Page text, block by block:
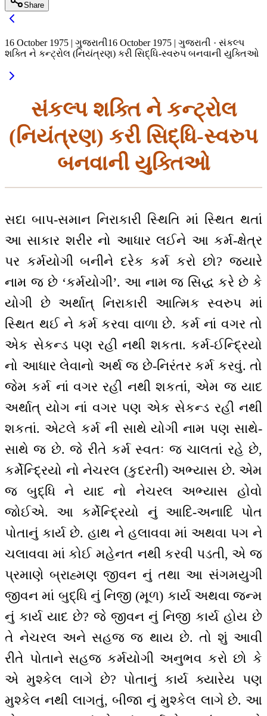
Share
16 October 1975 | ગુજરાતી16 October 1975 | ગુજરાતી · સંકલ્પ
શક્તિ ને કન્ટ્રોલ (નિયંત્રણ) કરી સિદ્ધિ-સ્વરુપ બનવાની યુક્તિઓ
સંકલ્પ શક્તિ ને કન્ટ્રોલ
(નિયંત્રણ) કરી સિદ્ધિ-સ્વરુપ
બનવાની યુક્તિઓ
સદા બાપ-સમાન નિરાકારી સ્થિતિ માં સ્થિત થતાં
આ સાકાર શરીર નો આધાર લઈને આ કર્મ-ક્ષેત્ર
પર કર્મયોગી બનીને દરેક કર્મ કરો છો? જ્યારે
નામ જ છે ‘કર્મયોગી’. આ નામ જ સિદ્ધ કરે છે કે
યોગી છે અર્થાત્ નિરાકારી આત્મિક સ્વરુપ માં
સ્થિત થઈ ને કર્મ કરવા વાળા છે. કર્મ નાં વગર તો
એક સેકન્ડ પણ રહી નથી શકતા. કર્મ-ઈન્દ્રિયો
નો આધાર લેવાનો અર્થ જ છે-નિરંતર કર્મ કરવું. તો
જેમ કર્મ નાં વગર રહી નથી શકતાંં, એમ જ યાદ
અર્થાત્ યોગ નાં વગર પણ એક સેકન્ડ રહી નથી
શકતાં. એટલે કર્મ ની સાથે યોગી નામ પણ સાથે-
સાથે જ છે. જે રીતે કર્મ સ્વતઃ જ ચાલતાં રહે છે,
કર્મેન્દ્રિયો નો નેચરલ (કુદરતી) અભ્યાસ છે. એમ
જ બુદ્ધિ ને યાદ નો નેચરલ અભ્યાસ હોવો
જોઈએ. આ કર્મેન્દ્રિયો નું આદિ-અનાદિ પોત
પોતાનું કાર્ય છે. હાથ ને હલાવવા માં અથવા પગ ને
ચલાવવા માં કોઈ મહેનત નથી કરવી પડતી, એ જ
પ્રમાણે બ્રાહ્મણ જીવન નું તથા આ સંગમયુગી
જીવન માં બુદ્ધિ નું નિજી (મૂળ) કાર્ય અથવા જન્મ
નું કાર્ય યાદ છે? જે જીવન નું નિજી કાર્ય હોય છે
તે નેચરલ અને સહજ જ થાય છે. તો શું આવી
રીતે પોતાને સહજ કર્મયોગી અનુભવ કરો છો કે
એ મુશ્કેલ લાગે છે? પોતાનું કાર્ય ક્યારેય પણ
મુશ્કેલ નથી લાગતું, બીજા નું મુશ્કેલ લાગે છે. આ